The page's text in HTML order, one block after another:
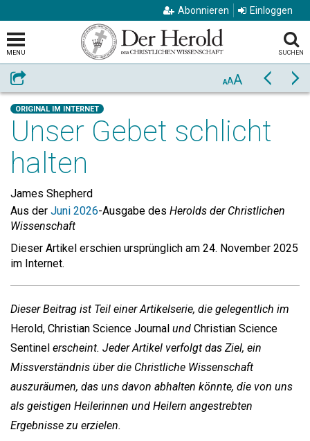
Abonnieren Einloggen
MENU SUCHEN
Weiterempfehlen AAA Zurück
ORIGINAL IM INTERNET
Unser Gebet schlicht
halten
James Shepherd
Aus der Juni 2026-Ausgabe des Herolds der Christlichen
Wissenschaft
Dieser Artikel erschien ursprünglich am 24. November 2025
im Internet.
Dieser Beitrag ist Teil einer Artikelserie, die gelegentlich im
Herold, Christian Science Journal und Christian Science
Sentinel erscheint. Jeder Artikel verfolgt das Ziel, ein
Missverständnis über die Christliche Wissenschaft
auszuräumen, das uns davon abhalten könnte, die von uns
als geistigen Heilerinnen und Heilern angestrebten
Ergebnisse zu erzielen.